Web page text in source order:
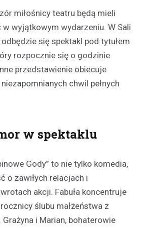
miłośnicy teatru będą mieli
wyjątkowym wydarzeniu. W Sali
się spektakl pod tytułem
rozpocznie się o godzinie
przedstawienie obiecuje
chwil pełnych
w spektaklu
Gody” to nie tylko komedia,
o zawiłych relacjach i
akcji. Fabuła koncentruje
ślubu małżeństwa z
i Marian, bohaterowie